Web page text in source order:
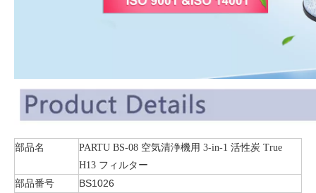
部品名 PARTU BS-08 空気清浄機用 3-in-1 活性炭 True
H13 フィルター
部品番号
BS1026